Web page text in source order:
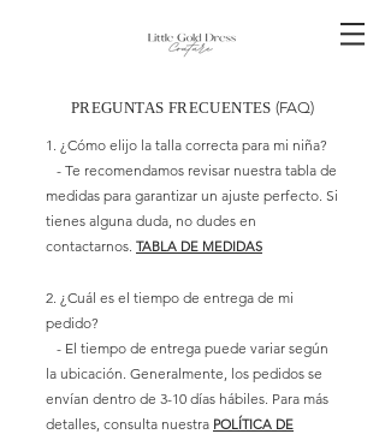
PREGUNTAS FRECUENTES(FAQ)
1. ¿Cómo elijo la talla correcta para mi niña?
- Te recomendamos revisar nuestra tabla de
medidas para garantizar un ajuste perfecto. Si
tienes alguna duda, no dudes en
contactarnos. TABLA DE MEDIDAS
2. ¿Cuál es el tiempo de entrega de mi
pedido?
- El tiempo de entrega puede variar según
la ubicación. Generalmente, los pedidos se
envían dentro de 3-10 días hábiles. Para más
detalles, consulta nuestra POLÍTICA DE